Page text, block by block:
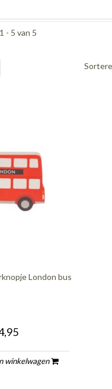
- 5 van 5
London bus
winkelwagen